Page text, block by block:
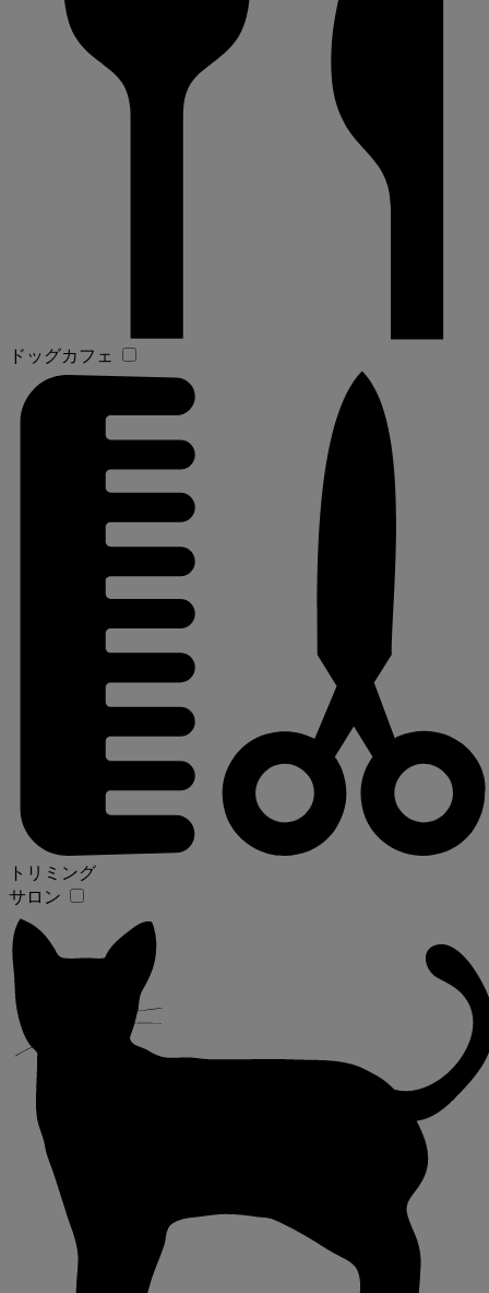
ドッグカフェ
トリミング
サロン